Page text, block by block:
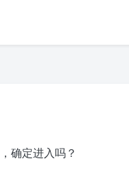
，确定进入吗？